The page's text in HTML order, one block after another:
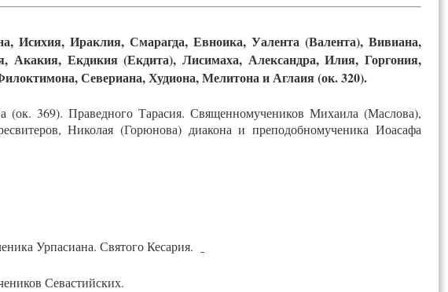
Исихия, Ираклия, Смарагда, Евноика, Уалента (Валента), Вивиана,
Екдикия (Екдита), Лисимаха, Александра, Илия, Горгония,
Севериана, Худиона, Мелитона и Аглаия (ок. 320).
(ок. 369). Праведного Тарасия. Священномучеников Михаила (Маслова),
Николая (Горюнова) диакона и преподобномученика Иоасафа
Урпасиана. Святого Кесария.
Севастийских.